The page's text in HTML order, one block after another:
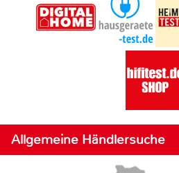
Allgemeine Händlersuche